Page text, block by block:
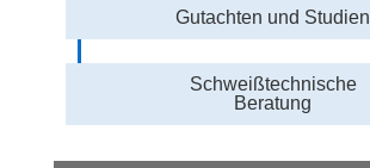
Gutachten und Studien
Schweißtechnische
Beratung